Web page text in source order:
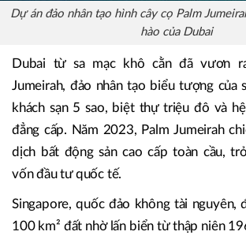
Dự án đảo nhân tạo hình cây cọ Palm
hào của Dubai
Dubai từ sa mạc khô cằn đã vươn
Jumeirah, đảo nhân tạo biểu tượng của
khách sạn 5 sao, biệt thự triệu đô và
đẳng cấp. Năm 2023, Palm Jumeirah
dịch bất động sản cao cấp toàn cầu,
vốn đầu tư quốc tế.
Singapore, quốc đảo không tài nguyên,
100 km² đất nhờ lấn biển từ thập niên